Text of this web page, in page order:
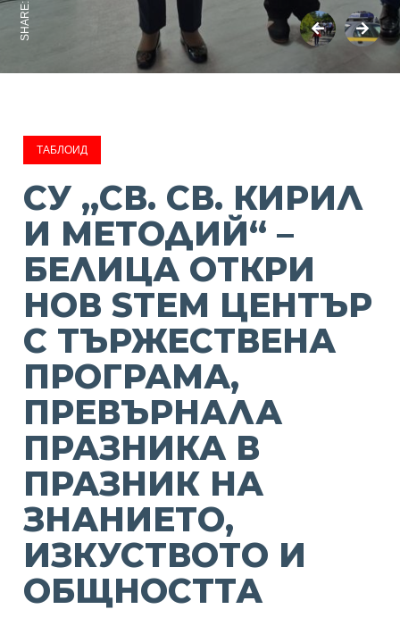
SHARE:
ТАБЛОИД
СУ „СВ. СВ. КИРИЛ
И МЕТОДИЙ“ –
БЕЛИЦА ОТКРИ
НОВ STEM ЦЕНТЪР
С ТЪРЖЕСТВЕНА
ПРОГРАМА,
ПРЕВЪРНАЛА
ПРАЗНИКА В
ПРАЗНИК НА
ЗНАНИЕТО,
ИЗКУСТВОТО И
ОБЩНОСТТА